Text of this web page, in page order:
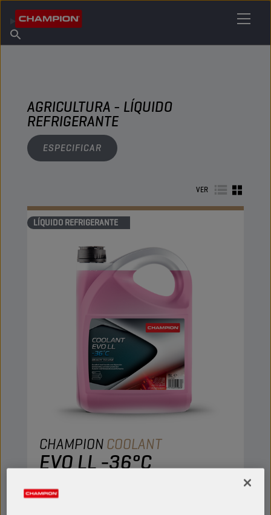
Acerca de champion
Encuentra un punto de venta
AGRICULTURA - LÍQUIDO
REFRIGERANTE
ESPECIFICAR
VER
LÍQUIDO REFRIGERANTE
CHAMPIONCOOLANT
EVO LL -36°C